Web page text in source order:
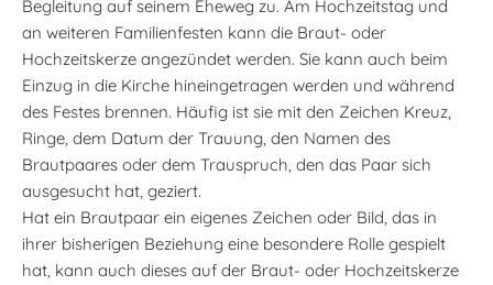
Begleitung auf seinem Eheweg zu. Am Hochzeitstag und
an weiteren Familienfesten kann die Braut- oder
Hochzeitskerze angezündet werden. Sie kann auch beim
Einzug in die Kirche hineingetragen werden und während
des Festes brennen. Häufig ist sie mit den Zeichen Kreuz,
Ringe, dem Datum der Trauung, den Namen des
Brautpaares oder dem Trauspruch, den das Paar sich
ausgesucht hat, geziert.
Hat ein Brautpaar ein eigenes Zeichen oder Bild, das in
ihrer bisherigen Beziehung eine besondere Rolle gespielt
hat, kann auch dieses auf der Braut- oder Hochzeitskerze